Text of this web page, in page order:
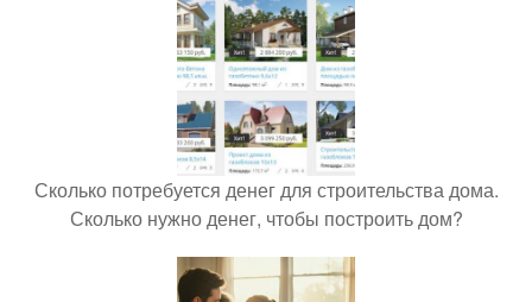
Сколько потребуется денег для строительства дома.
Сколько нужно денег, чтобы построить дом?